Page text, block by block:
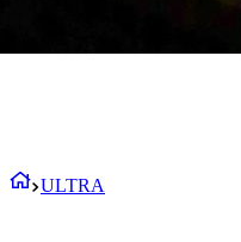
ULTRA